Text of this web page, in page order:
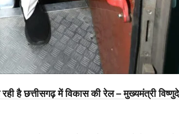
है छत्तीसगढ़ में विकास की रेल – मुख्यमंत्री